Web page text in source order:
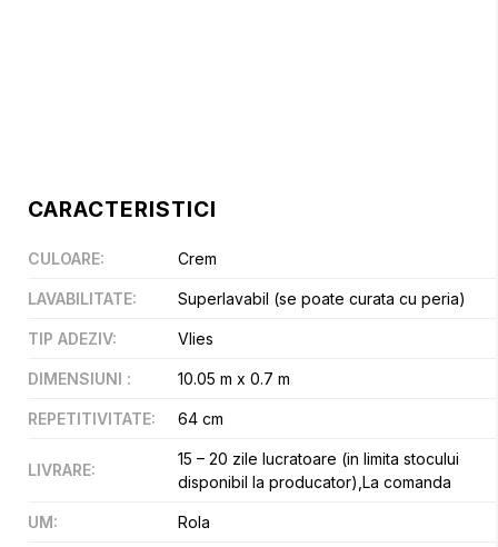
CARACTERISTICI
CULOARE: Crem
LAVABILITATE: Superlavabil (se poate curata cu peria)
TIP ADEZIV: Vlies
DIMENSIUNI : 10.05 m x 0.7 m
REPETITIVITATE: 64 cm
LIVRARE:
15 – 20 zile lucratoare (in limita stocului
disponibil la producator),La comanda
UM: Rola